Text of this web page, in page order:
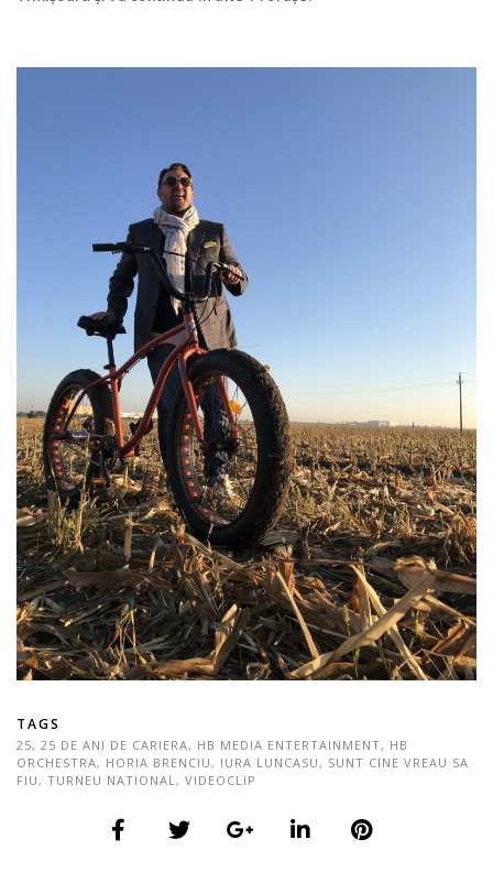
TAGS
25, 25 DE ANI DE CARIERA, HB MEDIA ENTERTAINMENT, HB
ORCHESTRA, HORIA BRENCIU , IURA LUNCASU , SUNT CINE VREAU SA
FIU , TURNEU NATIONAL , VIDEOCLIP